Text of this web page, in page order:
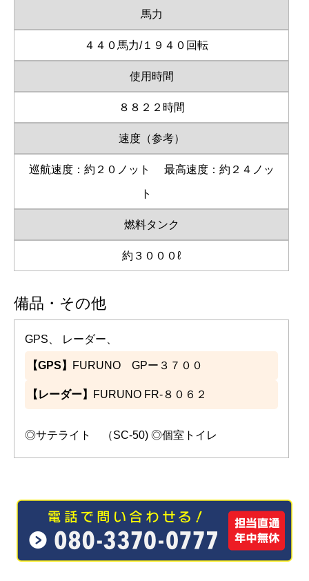
馬力
４４０馬力/１９４０回転
使用時間
８８２２時間
速度（参考）
巡航速度：約２０ノット 最高速度：約２４ノッ
ト
燃料タンク
約３０００ℓ
備品・その他
GPS、 レーダー、
【GPS】 FURUNO GPー３７００
【レーダー】 FURUNO FR-８０６２
◎サテライト （SC-50) ◎個室トイレ